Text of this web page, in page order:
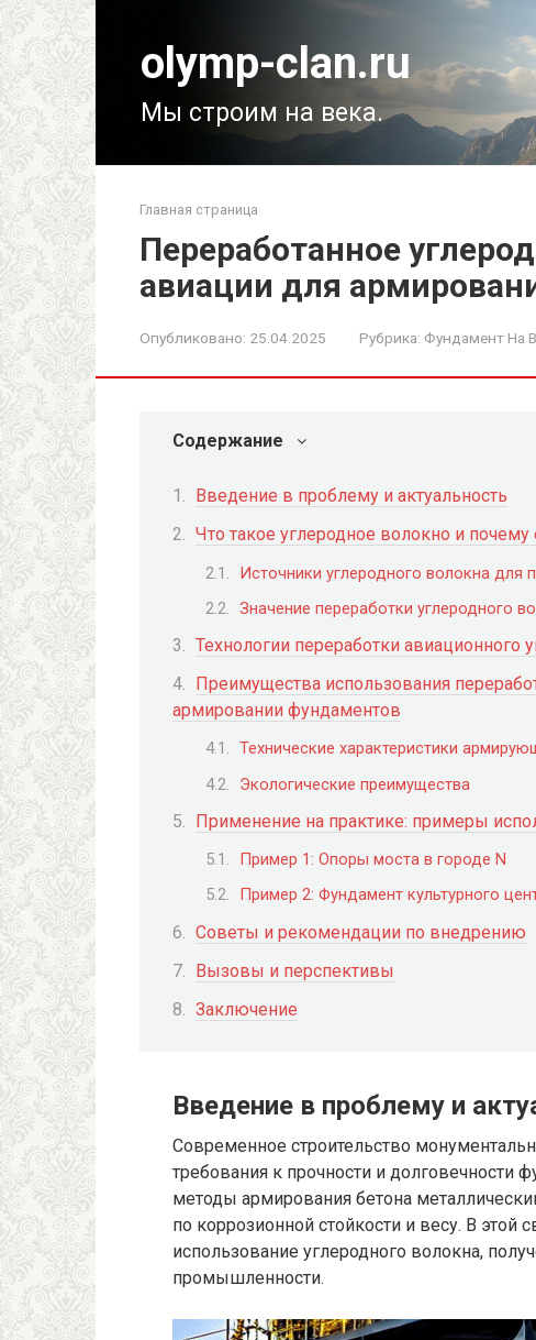
olymp-clan.ru
Мы строим на века.
Главная страница
Переработанное
авиации для
Опубликовано: 25.04.2025 Рубрика: Фундамент На
Содержание
Введение в проблему и актуальность
Что такое углеродное волокно и
Источники углеродного волокна для
Значение переработки углеродного
Технологии переработки авиационного
Преимущества использования
армировании фундаментов
Технические характеристики
Экологические преимущества
Применение на практике: примеры
Пример 1: Опоры моста в городе N
Пример 2: Фундамент культурного
Советы и рекомендации по внедрению
Вызовы и перспективы
Заключение
Введение в проблему и
Современное строительство
требования к прочности и долговечности
методы армирования бетона
по коррозионной стойкости и весу. В
использование углеродного волокна,
промышленности.